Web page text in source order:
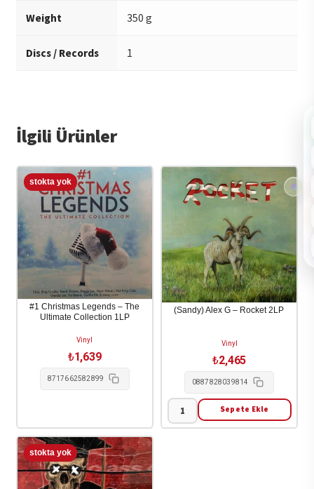
Weight 350 g
Discs / Records 1
İlgili Ürünler
#1 Christmas Legends – The
Ultimate Collection 1LP
Vinyl
₺1,639
8717662582899
(Sandy) Alex G – Rocket 2LP
Vinyl
₺2,465
0887828039814
(Sandy)
Sepete Ekle